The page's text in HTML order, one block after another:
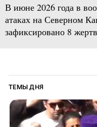
В июне 2026 года в
атаках на Северном
зафиксировано 8 жертв
ТЕМЫ ДНЯ